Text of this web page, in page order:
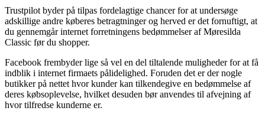
Trustpilot byder på tilpas fordelagtige chancer for at undersøge
adskillige andre køberes betragtninger og herved er det fornuftigt, at
du gennemgår internet forretningens bedømmelser af Møresilda
Classic før du shopper.
Facebook frembyder lige så vel en del tiltalende muligheder for at få
indblik i internet firmaets pålidelighed. Foruden det er der nogle
butikker på nettet hvor kunder kan tilkendegive en bedømmelse af
deres købsoplevelse, hvilket desuden bør anvendes til afvejning af
hvor tilfredse kunderne er.